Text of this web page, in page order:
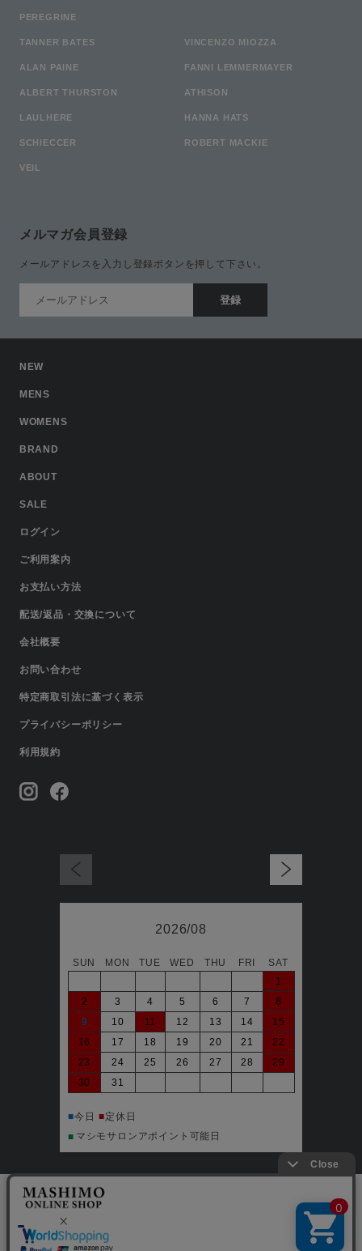
PEREGRINE
TANNER BATES VINCENZO MIOZZA
ALAN PAINE FANNI LEMMERMAYER
ALBERT THURSTON ATHISON
LAULHERE HANNA HATS
SCHIECCER ROBERT MACKIE
VEIL
メルマガ会員登録
メールアドレスを入力し登録ボタンを押して下さい。
NEW
MENS
WOMENS
BRAND
ABOUT
SALE
ログイン
ご利用案内
お支払い方法
配送/返品・交換について
会社概要
お問い合わせ
特定商取引法に基づく表示
プライバシーポリシー
利用規約
2026/08
SUN MON TUE WED THU FRI
SAT
1
2
3 4 5 6 7
8
9
10 11 12 13 14
15
16
17 18 19 20 21
22
23
24 25 26 27 28
29
30
31
■今日 ■定休日
■ マシモサロンアポイント可能日